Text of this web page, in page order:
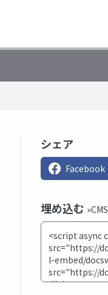
シェア
Facebook
埋め込む